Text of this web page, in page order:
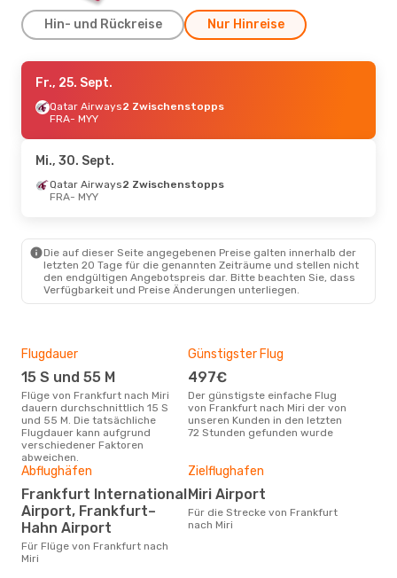
Hin- und Rückreise Nur Hinreise
Mi., 30. Sept.
Emirates2 Zwischenstopps
FRA- MYY
2 Zwischenstopps
MYY- FRA
Sa., 19. Sept.
Malaysia Airlines
2 Zwischenstopps
MYY- FRA
Fr., 25. Sept.
Qatar Airways2 Zwischenstopps
FRA- MYY
Mi., 30. Sept.
Qatar Airways2 Zwischenstopps
FRA- MYY
Die auf dieser Seite angegebenen Preise galten innerhalb der
letzten 20 Tage für die genannten Zeiträume und stellen nicht
den endgültigen Angebotspreis dar. Bitte beachten Sie, dass
Verfügbarkeit und Preise Änderungen unterliegen.
Flugdauer
15 S und 55 M
Flüge von Frankfurt nach Miri
dauern durchschnittlich 15 S
und 55 M. Die tatsächliche
Flugdauer kann aufgrund
verschiedener Faktoren
abweichen.
Günstigster Flug
497€
Der günstigste einfache Flug
von Frankfurt nach Miri der von
unseren Kunden in den letzten
72 Stunden gefunden wurde
Abflughäfen
Frankfurt International
Airport, Frankfurt–
Hahn Airport
Für Flüge von Frankfurt nach
Miri
Zielflughafen
Miri Airport
Für die Strecke von Frankfurt
nach Miri